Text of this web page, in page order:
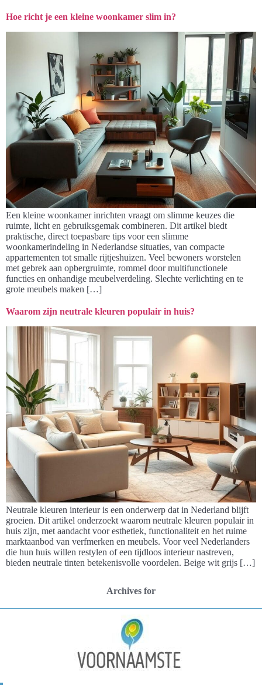
Hoe richt je een kleine woonkamer slim in?
Een kleine woonkamer inrichten vraagt om slimme keuzes die
ruimte, licht en gebruiksgemak combineren. Dit artikel biedt
praktische, direct toepasbare tips voor een slimme
woonkamerindeling in Nederlandse situaties, van compacte
appartementen tot smalle rijtjeshuizen. Veel bewoners worstelen
met gebrek aan opbergruimte, rommel door multifunctionele
functies en onhandige meubelverdeling. Slechte verlichting en te
grote meubels maken […]
Waarom zijn neutrale kleuren populair in huis?
Neutrale kleuren interieur is een onderwerp dat in Nederland blijft
groeien. Dit artikel onderzoekt waarom neutrale kleuren populair in
huis zijn, met aandacht voor esthetiek, functionaliteit en het ruime
marktaanbod van verfmerken en meubels. Voor veel Nederlanders
die hun huis willen restylen of een tijdloos interieur nastreven,
bieden neutrale tinten betekenisvolle voordelen. Beige wit grijs […]
Archives for